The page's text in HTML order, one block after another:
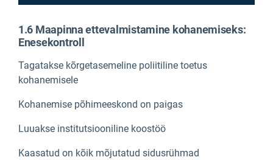
1.6 Maapinna ettevalmistamine kohanemiseks:
Enesekontroll
Tagatakse kõrgetasemeline poliitiline toetus
kohanemisele
Kohanemise põhimeeskond on paigas
Luuakse institutsiooniline koostöö
Kaasatud on kõik mõjutatud sidusrühmad